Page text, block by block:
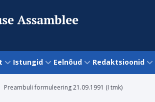
Istungid Eelnõud Redaktsioonid
Preambuli formuleering 21.09.1991 (I tmk)